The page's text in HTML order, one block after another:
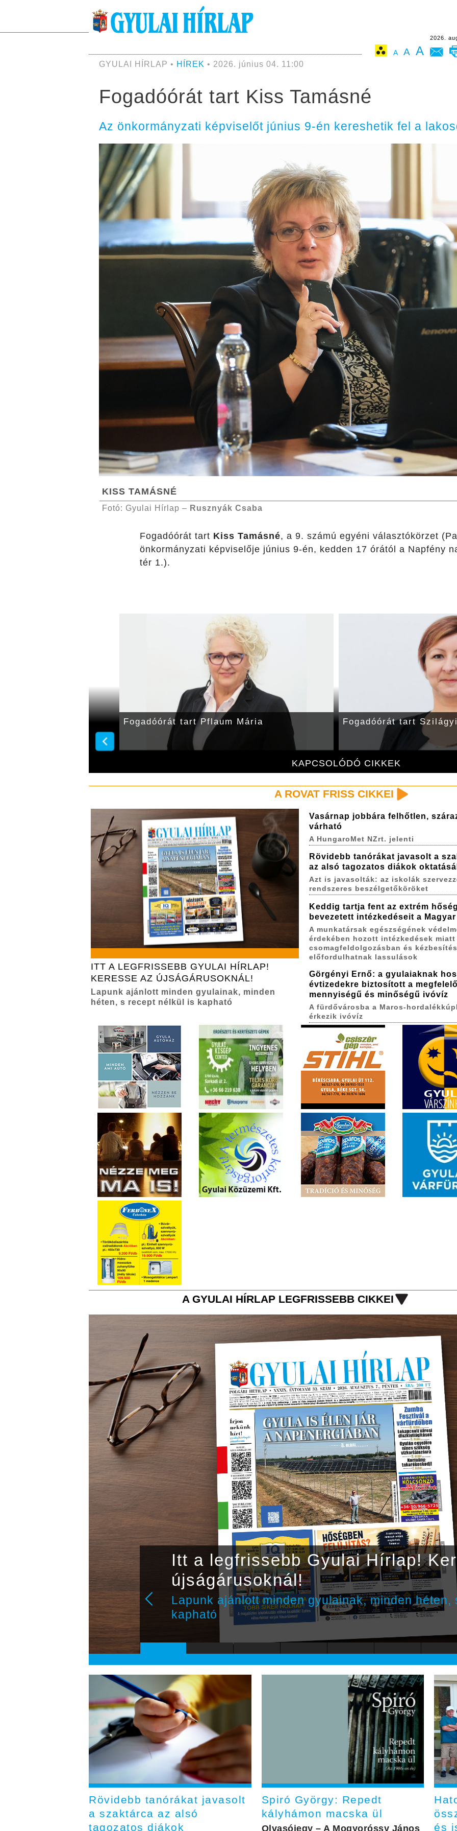
2026.
A A A
GYULAI HÍRLAP • HÍREK • 2026. június 04. 11:00
Fogadóórát tart Kiss Tamásné
Az önkormányzati képviselőt június 9-én kereshetik fel a
KISS TAMÁSNÉ
Fotó: Gyulai Hírlap – Rusznyák Csaba
Fogadóórát tart Kiss Tamásné, a 9. számú egyéni választókörzet
önkormányzati képviselője június 9-én, kedden 17 órától a Napfény
tér 1.).
KAPCSOLÓDÓ CIKKEK
Fogadóórát tart Pflaum Mária Fogadóórát tart
A ROVAT FRISS CIKKEI
ITT A LEGFRISSEBB GYULAI HÍRLAP!
KERESSE AZ ÚJSÁGÁRUSOKNÁL!
Lapunk ajánlott minden gyulainak, minden
héten, s recept nélkül is kapható
Vasárnap jobbára felhőtlen,
várható
A HungaroMet NZrt. jelenti
Rövidebb tanórákat javasolt a
az alsó tagozatos diákok
Azt is javasolták: az iskolák
rendszeres beszélgetőköröket
Keddig tartja fent az extrém
bevezetett intézkedéseit a
A munkatársak egészségének
érdekében hozott intézkedések miatt
csomagfeldolgozásban és
előfordulhatnak lassulások
Görgényi Ernő: a gyulaiaknak
évtizedekre biztosított a megfelelő
mennyiségű és minőségű ivóvíz
A fürdővárosba a Maros-
érkezik ivóvíz
A GYULAI HÍRLAP LEGFRISSEBB CIKKEI
Itt a legfrissebb Gyulai Hírlap!
újságárusoknál!
Lapunk ajánlott minden gyulainak, minden héten,
kapható
Rövidebb tanórákat javasolt
a szaktárca az alsó
tagozatos diákok
Spiró György: Repedt
kályhámon macska ül
Olvasójegy – A Mogyoróssy János
és